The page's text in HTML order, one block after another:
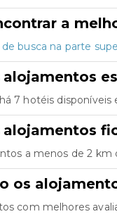
a
busca na parte
alojamentos
7 hotéis disponíveis
alojamentos
a menos de 2
os
com melhores